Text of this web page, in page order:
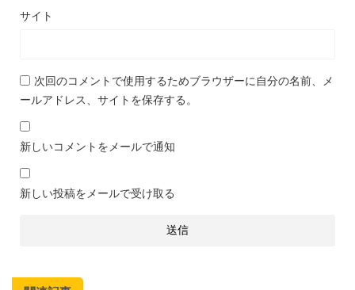
サイト
次回のコメントで使用するためブラウザーに自分の名前、メ
ールアドレス、サイトを保存する。
新しいコメントをメールで通知
新しい投稿をメールで受け取る